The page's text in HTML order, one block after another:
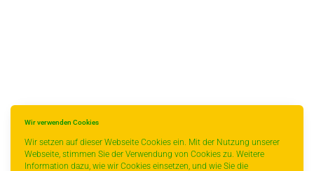
Wir verwenden Cookies
Wir setzen auf dieser Webseite Cookies ein. Mit der Nutzung unserer
Webseite, stimmen Sie der Verwendung von Cookies zu. Weitere
Information dazu, wie wir Cookies einsetzen, und wie Sie die